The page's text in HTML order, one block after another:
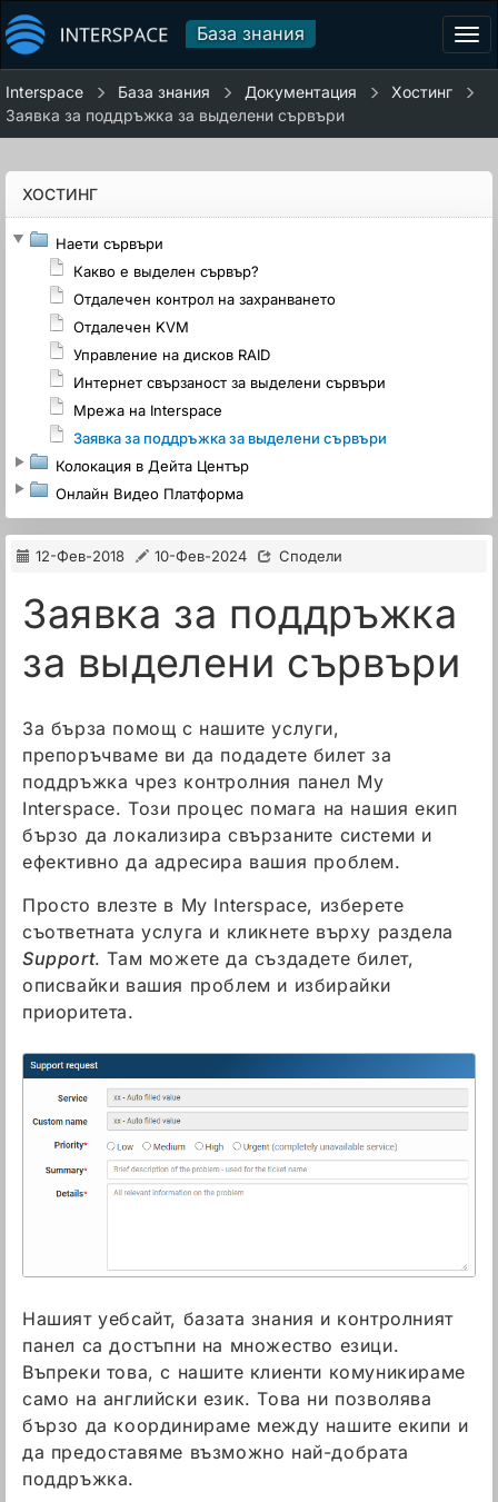
База знания
Interspace База знания Документация
Хостинг
Заявка за поддръжка за выделени сървъри
ХОСТИНГ
Наети сървъри
Какво е выделен сървър?
Отдалечен контрол на захранването
Отдалечен KVM
Управление на дисков RAID
Интернет свързаност за выделени сървъри
Мрежа на Interspace
Заявка за поддръжка за выделени сървъри
Колокация в Дейта Център
Онлайн Видео Платформа
12-Фев-2018 10-Фев-2024 Сподели
Заявка за поддръжка
за выделени сървъри
За бърза помощ с нашите услуги,
препоръчваме ви да подадете билет за
поддръжка чрез контролния панел My
Interspace. Този процес помага на нашия екип
бързо да локализира свързаните системи и
ефективно да адресира вашия проблем.
Просто влезте в My Interspace, изберете
съответната услуга и кликнете върху раздела
Support. Там можете да създадете билет,
описвайки вашия проблем и избирайки
приоритета.
Нашият уебсайт, базата знания и контролният
панел са достъпни на множество езици.
Въпреки това, с нашите клиенти комуникираме
само на английски език. Това ни позволява
бързо да координираме между нашите екипи и
да предоставяме възможно най-добрата
поддръжка.